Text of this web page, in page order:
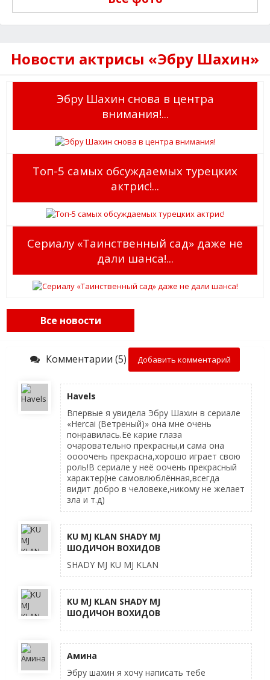
Новости актрисы «Эбру Шахин»
Эбру Шахин снова в центра
внимания!...
Топ-5 самых обсуждаемых турецких
актрис!...
Сериалу «Таинственный сад» даже не
дали шанса!...
Все новости
Комментарии (5) Добавить комментарий
Havels
Впервые я увидела Эбру Шахин в сериале
«Hercai (Ветреный)» она мне очень
понравилась.Её карие глаза
очаровательно прекрасны,и сама она
оооочень прекрасна,хорошо играет свою
роль!В сериале у неё оочень прекрасный
характер(не самовлюблённая,всегда
видит добро в человеке,никому не желает
зла и т.д)
KU MJ KLAN SHADY MJ
ШОДИЧОН ВОХИДОВ
SHADY MJ KU MJ KLAN
KU MJ KLAN SHADY MJ
ШОДИЧОН ВОХИДОВ
Амина
Эбру шахин я хочу написать тебе